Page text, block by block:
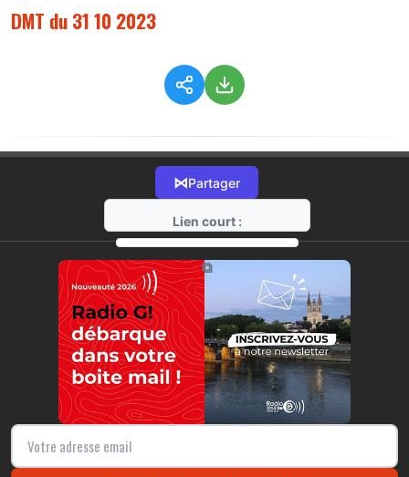
DMT du 31 10 2023
⋈Partager
Lien court :
https://radio-g.fr?13182
⧉